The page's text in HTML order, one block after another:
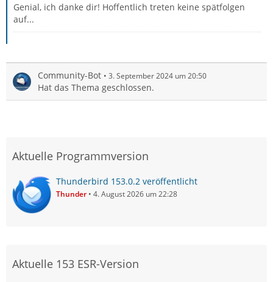
Genial, ich danke dir! Hoffentlich treten keine spätfolgen
auf...
Community-Bot 3. September 2024 um 20:50
Hat das Thema geschlossen.
Aktuelle Programmversion
Thunderbird 153.0.2 veröffentlicht
Thunder 4. August 2026 um 22:28
Aktuelle 153 ESR-Version